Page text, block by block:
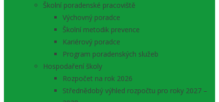
Školní poradenské pracoviště
Výchovný poradce
Školní metodik prevence
Kariérový poradce
Program poradenských služeb
Hospodaření školy
Rozpočet na rok 2026
Střednědobý výhled rozpočtu pro roky 2027 –